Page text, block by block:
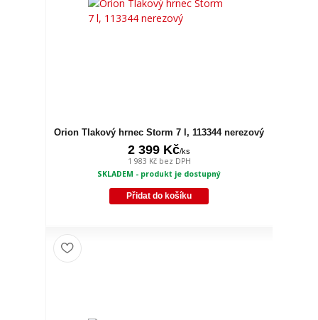
Orion Tlakový hrnec Storm 7 l, 113344 nerezový
2 399 Kč/ks
1 983 Kč bez DPH
SKLADEM - produkt je dostupný
Přidat do košíku